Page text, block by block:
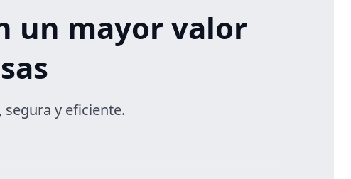
un mayor valor
y eficiente.